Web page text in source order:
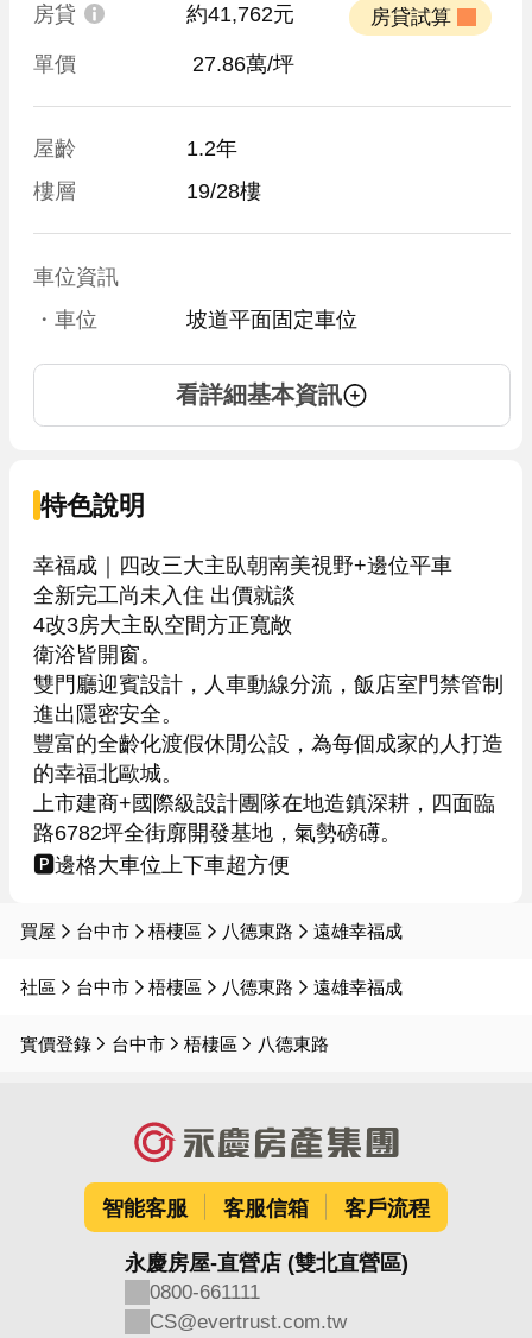
房貸 約41,762元
單價 27.86萬/坪
屋齡
1.2年
樓層
19/28樓
車位資訊
・車位
坡道平面固定車位
看詳細基本資訊
特色說明
幸福成｜四改三大主臥朝南美視野+邊位平車
全新完工尚未入住 出價就談
4改3房大主臥空間方正寬敞
衛浴皆開窗。
雙門廳迎賓設計，人車動線分流，飯店室門禁管制
進出隱密安全。
豐富的全齡化渡假休閒公設，為每個成家的人打造
的幸福北歐城。
上市建商+國際級設計團隊在地造鎮深耕，四面臨
路6782坪全街廓開發基地，氣勢磅礡。
🅿️邊格大車位上下車超方便
買屋 台中市 梧棲區 八德東路 遠雄幸福成
社區 台中市 梧棲區 八德東路 遠雄幸福成
實價登錄 台中市 梧棲區 八德東路
智能客服 客服信箱 客戶流程
永慶房屋-直營店 (雙北直營區)
0800-661111
CS@evertrust.com.tw